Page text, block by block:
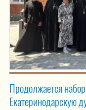
Продолжается
Екатеринодарскую